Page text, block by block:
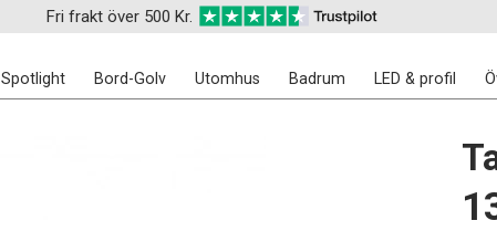
Fri frakt över 500 Kr.
Spotlight Bord-Golv Utomhus Badrum LED & profil